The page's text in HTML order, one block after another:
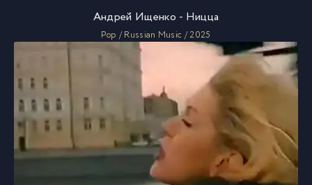
Андрей Ищенко - Ницца
Pop / Russian Music / 2025